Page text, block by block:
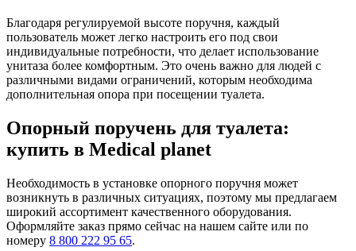
Благодаря регулируемой высоте поручня, каждый
пользователь может легко настроить его под свои
индивидуальные потребности, что делает использование
унитаза более комфортным. Это очень важно для людей с
различными видами ограничений, которым необходима
дополнительная опора при посещении туалета.
Опорный поручень для туалета:
купить в Medical planet
Необходимость в установке опорного поручня может
возникнуть в различных ситуациях, поэтому мы предлагаем
широкий ассортимент качественного оборудования.
Оформляйте заказ прямо сейчас на нашем сайте или по
номеру 8 800 222 95 65.